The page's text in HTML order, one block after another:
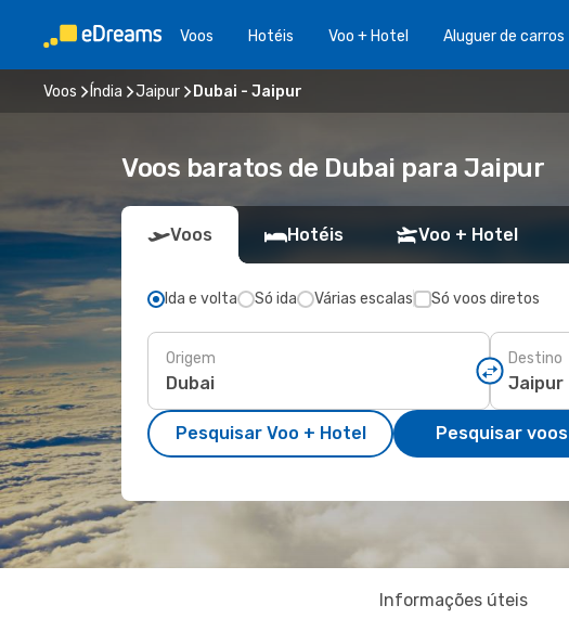
Voos Hotéis Voo + Hotel Aluguer de carros
Voos Índia Jaipur Dubai - Jaipur
Voos baratos de Dubai para Jaipur
Voos Hotéis Voo + Hotel
Ida e volta Só ida Várias escalas Só voos diretos
Origem Destino
Pesquisar Voo + Hotel Pesquisar voos
Informações úteis